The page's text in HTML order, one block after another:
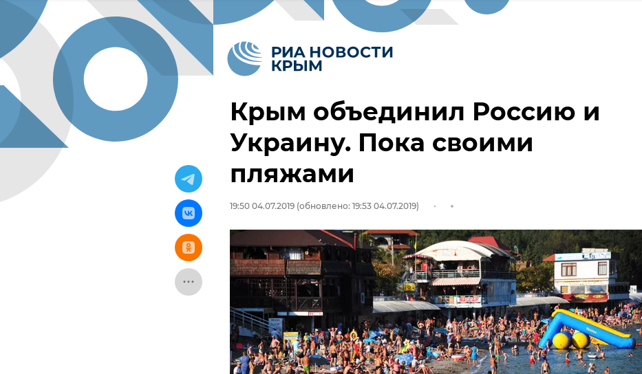
Крым объединил Россию и
Украину. Пока своими
пляжами
19:50 04.07.2019 (обновлено: 19:53 04.07.2019)